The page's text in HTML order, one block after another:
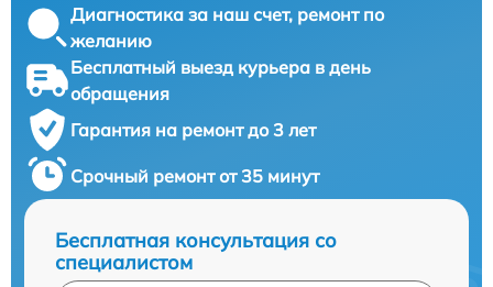
Диагностика за наш счет, ремонт по
желанию
Бесплатный выезд курьера в день
обращения
Гарантия на ремонт до 3 лет
Срочный ремонт от 35 минут
Бесплатная консультация со
специалистом